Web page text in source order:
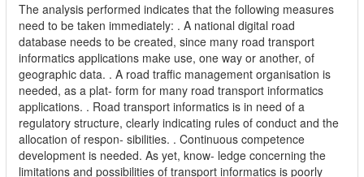
The analysis performed indicates that the following measures
need to be taken immediately: . A national digital road
database needs to be created, since many road transport
informatics applications make use, one way or another, of
geographic data. . A road traffic management organisation is
needed, as a plat- form for many road transport informatics
applications. . Road transport informatics is in need of a
regulatory structure, clearly indicating rules of conduct and the
allocation of respon- sibilities. . Continuous competence
development is needed. As yet, know- ledge concerning the
limitations and possibilities of transport informatics is poorly